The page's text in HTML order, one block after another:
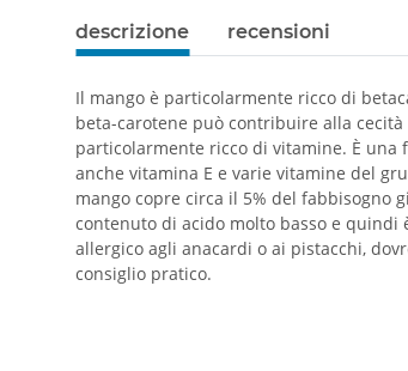
descrizione recensioni
Il mango è particolarmente ricco di
beta-carotene può contribuire alla
particolarmente ricco di vitamine. È
anche vitamina E e varie vitamine del
mango copre circa il 5% del fabbisogno
contenuto di acido molto basso e
allergico agli anacardi o ai pistacchi,
consiglio pratico.